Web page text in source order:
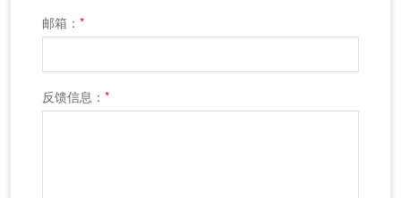
邮箱： *
反馈信息： *